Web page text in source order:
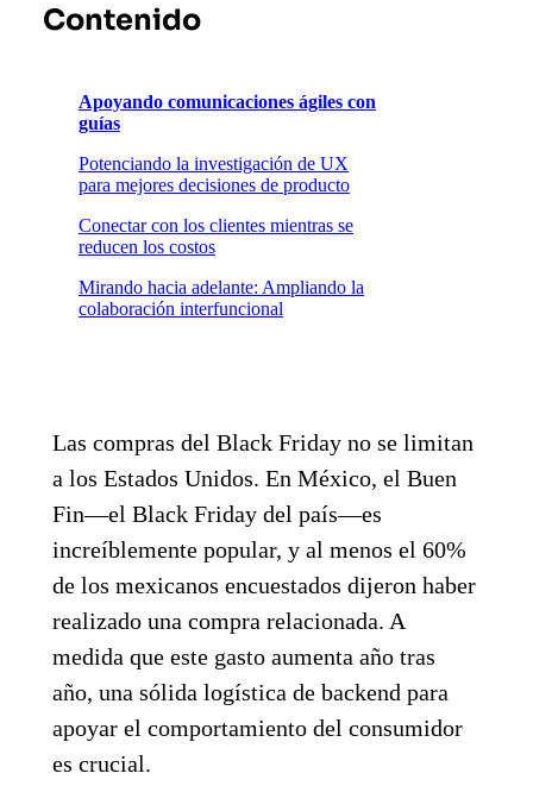
Contenido
Apoyando comunicaciones ágiles con
guías
Potenciando la investigación de UX
para mejores decisiones de producto
Conectar con los clientes mientras se
reducen los costos
Mirando hacia adelante: Ampliando la
colaboración interfuncional
Las compras del Black Friday no se limitan
a los Estados Unidos. En México, el Buen
Fin—el Black Friday del país—es
increíblemente popular, y al menos el 60%
de los mexicanos encuestados dijeron haber
realizado una compra relacionada. A
medida que este gasto aumenta año tras
año, una sólida logística de backend para
apoyar el comportamiento del consumidor
es crucial.